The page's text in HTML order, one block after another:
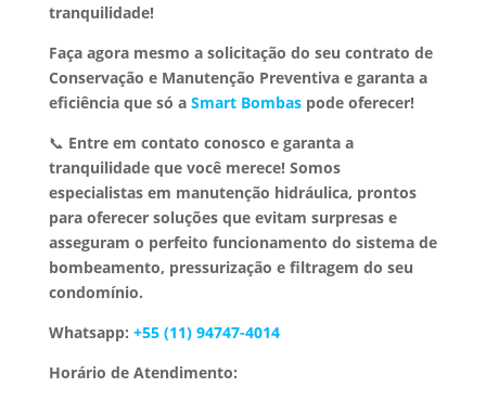
tranquilidade!
Faça agora mesmo a solicitação do seu contrato de
Conservação e Manutenção Preventiva e garanta a
eficiência que só a Smart Bombaspode oferecer!
📞 Entre em contato conosco e garanta a
tranquilidade que você merece! Somos
especialistas em manutenção hidráulica, prontos
para oferecer soluções que evitam surpresas e
asseguram o perfeito funcionamento do sistema de
bombeamento, pressurização e filtragem do seu
condomínio.
Whatsapp: +55 (11) 94747-4014
Horário de Atendimento: